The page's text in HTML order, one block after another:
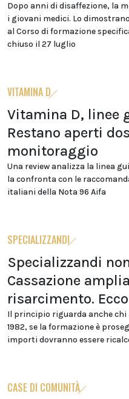
Dopo anni di disaffezione, la
i giovani medici. Lo
al Corso di formazione
chiuso il 27 luglio
VITAMINA D
Vitamina D, linee
Restano aperti
monitoraggio
Una review analizza la linea
la confronta con le
italiani della Nota 96 Aifa
SPECIALIZZANDI
Specializzandi
Cassazione
risarcimento.
Il principio riguarda anche
1982, se la formazione è
importi dovranno essere
CASE DI COMUNITÀ